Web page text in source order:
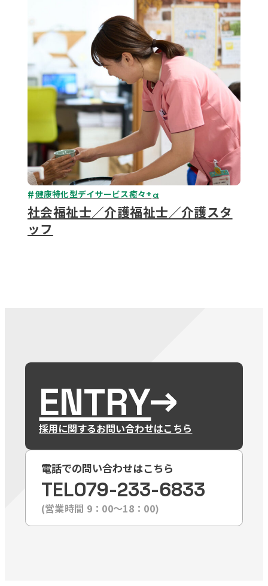
健康特化型デイサービス癒々+α
社会福祉士／介護福祉士／介護スタ
ッフ
ENTRY
採用に関するお問い合わせはこちら
電話での問い合わせはこちら
TEL079-233-6833
(営業時間 9：00〜18：00)